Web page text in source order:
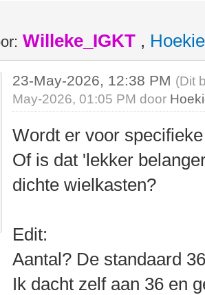
Willeke_IGKT , Hoekie
23-May-2026, 12:38 PM (Dit
May-2026, 01:05 PM door
Wordt er voor
Of is dat 'lekker
dichte wielkasten?
Edit:
Aantal? De standaard
Ik dacht zelf aan 36 en